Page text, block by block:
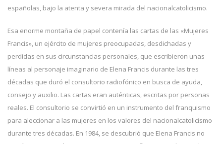
españolas, bajo la atenta y severa mirada del nacionalcatolicismo.
Esa enorme montaña de papel contenía las cartas de las «Mujeres
Francis», un ejército de mujeres preocupadas, desdichadas y
perdidas en sus circunstancias personales, que escribieron unas
líneas al personaje imaginario de Elena Francis durante las tres
décadas que duró el consultorio radiofónico en busca de ayuda,
consejo y auxilio. Las cartas eran auténticas, escritas por personas
reales. El consultorio se convirtió en un instrumento del franquismo
para aleccionar a las mujeres en los valores del nacionalcatolicismo
durante tres décadas. En 1984, se descubrió que Elena Francis no